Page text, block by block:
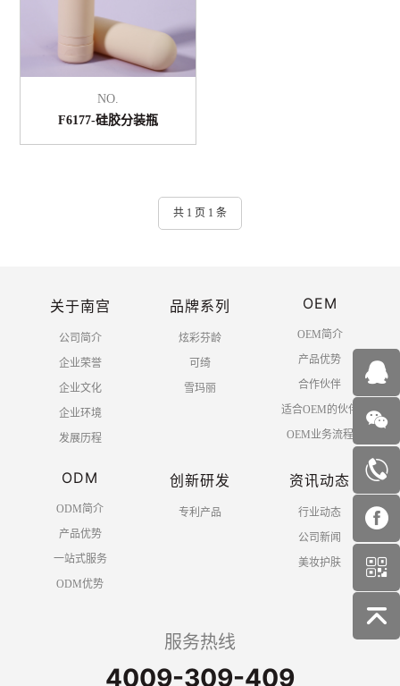
NO.
F6177-硅胶分装瓶
共 1 页 1 条
关于南宫
公司简介
企业荣誉
企业文化
企业环境
发展历程
品牌系列
炫彩芬龄
可绮
雪玛丽
OEM
OEM简介
产品优势
合作伙伴
适合OEM的伙伴
OEM业务流程
ODM
ODM简介
产品优势
一站式服务
ODM优势
创新研发
专利产品
资讯动态
行业动态
公司新闻
美妆护肤
服务热线
4009-309-409